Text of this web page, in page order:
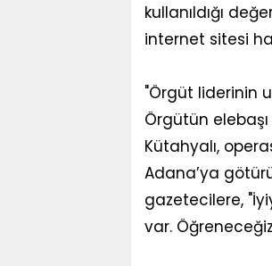
kullanıldığı
internet sitesi
"Örgüt liderinin
Örgütün
Kütahyalı,
Adana’ya
gazetecilere,
var.